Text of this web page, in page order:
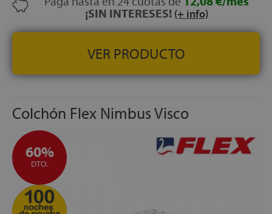
¡SIN INTERESES! (+ info)
VER PRODUCTO
Colchón Flex Nimbus Visco
60%
DTO.